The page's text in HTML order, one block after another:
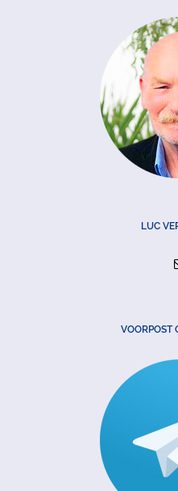
LUC
VOORPOST